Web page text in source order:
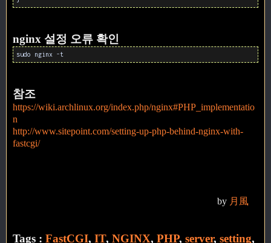
nginx 설정 오류 확인
sudo nginx -t
참조
https://wiki.archlinux.org/index.php/nginx#PHP_implementatio
n
http://www.sitepoint.com/setting-up-php-behind-nginx-with-
fastcgi/
by 月風
Tags : FastCGI, IT, NGINX, PHP, server, setting,